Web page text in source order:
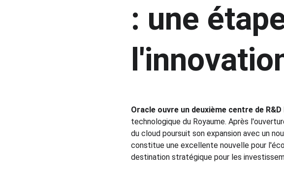
: une
Oracle ouvre un deuxième centre de
technologique du Royaume. Après
du cloud poursuit son expansion avec un
constitue une excellente nouvelle pour
destination stratégique pour les